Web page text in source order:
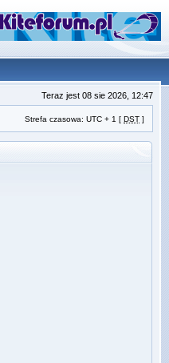
Teraz jest 08 sie 2026, 12:47
Strefa czasowa: UTC + 1 [ DST ]